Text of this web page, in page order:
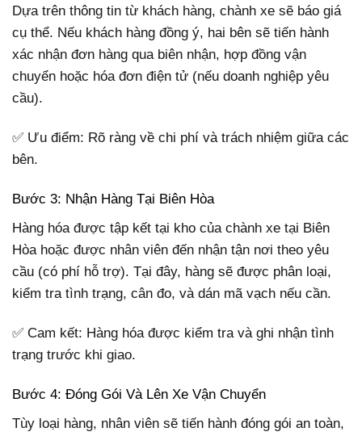
Dựa trên thông tin từ khách hàng, chành xe sẽ báo giá
cụ thể. Nếu khách hàng đồng ý, hai bên sẽ tiến hành
xác nhận đơn hàng qua biên nhận, hợp đồng vận
chuyển hoặc hóa đơn điện tử (nếu doanh nghiệp yêu
cầu).
✅ Ưu điểm: Rõ ràng về chi phí và trách nhiệm giữa các
bên.
Bước 3: Nhận Hàng Tại Biên Hòa
Hàng hóa được tập kết tại kho của chành xe tại Biên
Hòa hoặc được nhân viên đến nhận tận nơi theo yêu
cầu (có phí hỗ trợ). Tại đây, hàng sẽ được phân loại,
kiểm tra tình trạng, cân đo, và dán mã vạch nếu cần.
✅ Cam kết: Hàng hóa được kiểm tra và ghi nhận tình
trạng trước khi giao.
Bước 4: Đóng Gói Và Lên Xe Vận Chuyển
Tùy loại hàng, nhân viên sẽ tiến hành đóng gói an toàn,